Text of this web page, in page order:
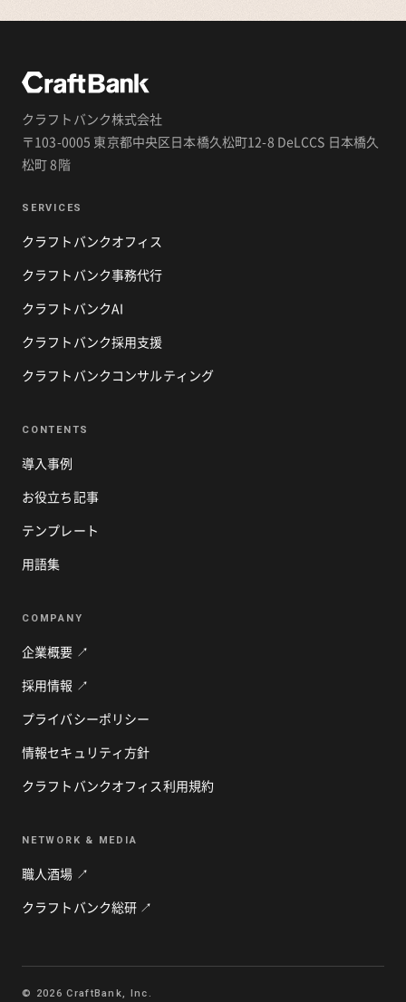
クラフトバンク株式会社
〒103-0005 東京都中央区日本橋久松町12-8 DeLCCS 日本橋久
松町 8階
SERVICES
クラフトバンクオフィス
クラフトバンク事務代行
クラフトバンクAI
クラフトバンク採用支援
クラフトバンクコンサルティング
CONTENTS
導入事例
お役立ち記事
テンプレート
用語集
COMPANY
企業概要 ↗
採用情報 ↗
プライバシーポリシー
情報セキュリティ方針
クラフトバンクオフィス利用規約
NETWORK & MEDIA
職人酒場 ↗
クラフトバンク総研 ↗
© 2026 CraftBank, Inc.